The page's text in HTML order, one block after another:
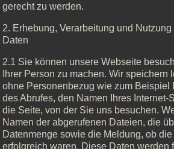
gerecht zu werden.
2. Erhebung, Verarbeitung und
Daten
2.1 Sie können unsere Webseite
Ihrer Person zu machen. Wir speichern
ohne Personenbezug wie zum Beispiel
des Abrufes, den Namen Ihres Internet-
die Seite, von der Sie uns besuchen.
Namen der abgerufenen Dateien, die
Datenmenge sowie die Meldung, ob
erfolgreich waren. Diese Daten werden